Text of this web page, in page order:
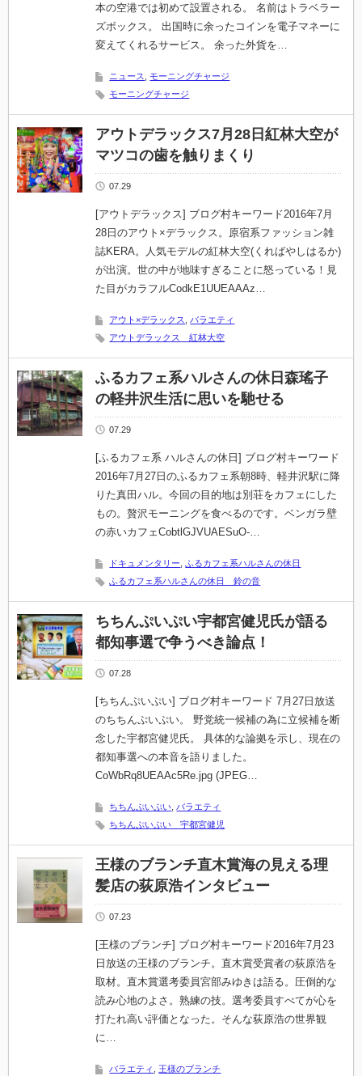
本の空港では初めて設置される。 名前はトラベラー
ズボックス。 出国時に余ったコインを電子マネーに
変えてくれるサービス。 余った外貨を…
ニュース ,モーニングチャージ
モーニングチャージ
アウトデラックス7月28日紅林大空が
マツコの歯を触りまくり
07.29
[アウトデラックス] ブログ村キーワード2016年7月
28日のアウト×デラックス。原宿系ファッション雑
誌KERA。人気モデルの紅林大空(くればやしはるか)
が出演。世の中が地味すぎることに怒っている！見
た目がカラフルCodkE1UUEAAAz…
アウト×デラックス
バラエティ
アウトデラックス 紅林大空
ふるカフェ系ハルさんの休日森瑤子
の軽井沢生活に思いを馳せる
07.29
[ふるカフェ系 ハルさんの休日] ブログ村キーワード
2016年7月27日のふるカフェ系朝8時、軽井沢駅に降
りた真田ハル。今回の目的地は別荘をカフェにした
もの。贅沢モーニングを食べるのです。ベンガラ壁
の赤いカフェCobtlGJVUAESuO-…
ドキュメンタリー ,ふるカフェ系ハルさんの休日
ふるカフェ系ハルさんの休日 鈴の音
ちちんぷいぷい宇都宮健児氏が語る
都知事選で争うべき論点！
07.28
[ちちんぷいぷい] ブログ村キーワード 7月27日放送
のちちんぷいぷい。 野党統一候補の為に立候補を断
念した宇都宮健児氏。 具体的な論拠を示し、現在の
都知事選への本音を語りました。
CoWbRq8UEAAc5Re.jpg (JPEG…
ちちんぷいぷい バラエティ
ちちんぷいぷい 宇都宮健児
王様のブランチ直木賞海の見える理
髪店の荻原浩インタビュー
07.23
[王様のブランチ] ブログ村キーワード2016年7月23
日放送の王様のブランチ。直木賞受賞者の荻原浩を
取材。直木賞選考委員宮部みゆきは語る。圧倒的な
読み心地のよさ。熟練の技。選考委員すべてが心を
打たれ高い評価となった。そんな荻原浩の世界観
に…
バラエティ
王様のブランチ